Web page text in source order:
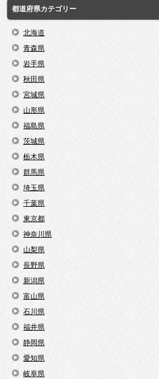
都道府県カテゴリー
北海道
青森県
岩手県
秋田県
宮城県
山形県
福島県
茨城県
栃木県
群馬県
埼玉県
千葉県
東京都
神奈川県
山梨県
長野県
新潟県
富山県
石川県
福井県
静岡県
愛知県
岐阜県